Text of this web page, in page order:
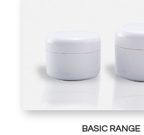
BASIC RANGE